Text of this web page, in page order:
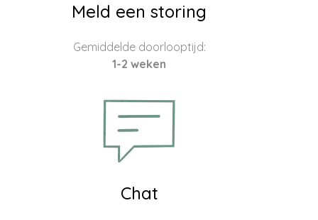
Meld een storing
Gemiddelde doorlooptijd:
1-2 weken
Chat